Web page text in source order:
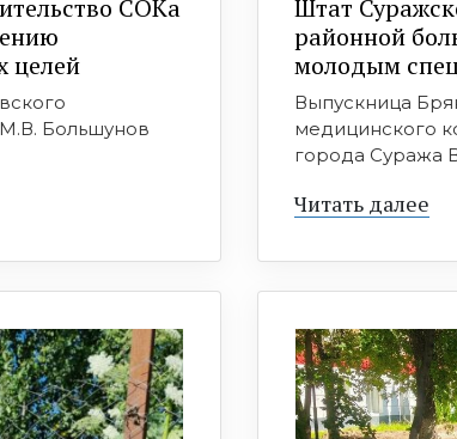
СОКа
целей
Большунов
Штат
районной
молодым
Выпускница
медицинского
города Суража
Читать далее